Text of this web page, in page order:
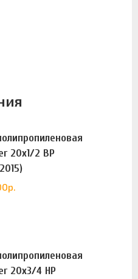
20х1/2 ВР
р.
20х3/4 НР